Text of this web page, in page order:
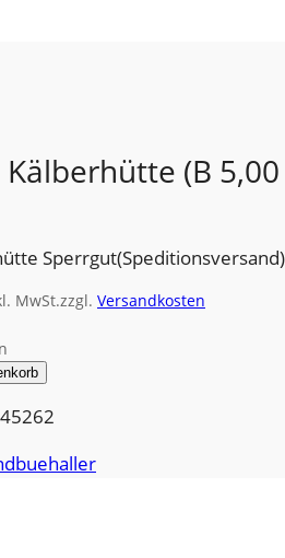
(B
Sperrgut(Speditionsversand)
MwSt.zzgl. Versandkosten